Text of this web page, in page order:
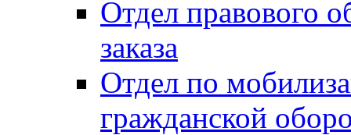
Отдел правового
заказа
Отдел по
гражданской